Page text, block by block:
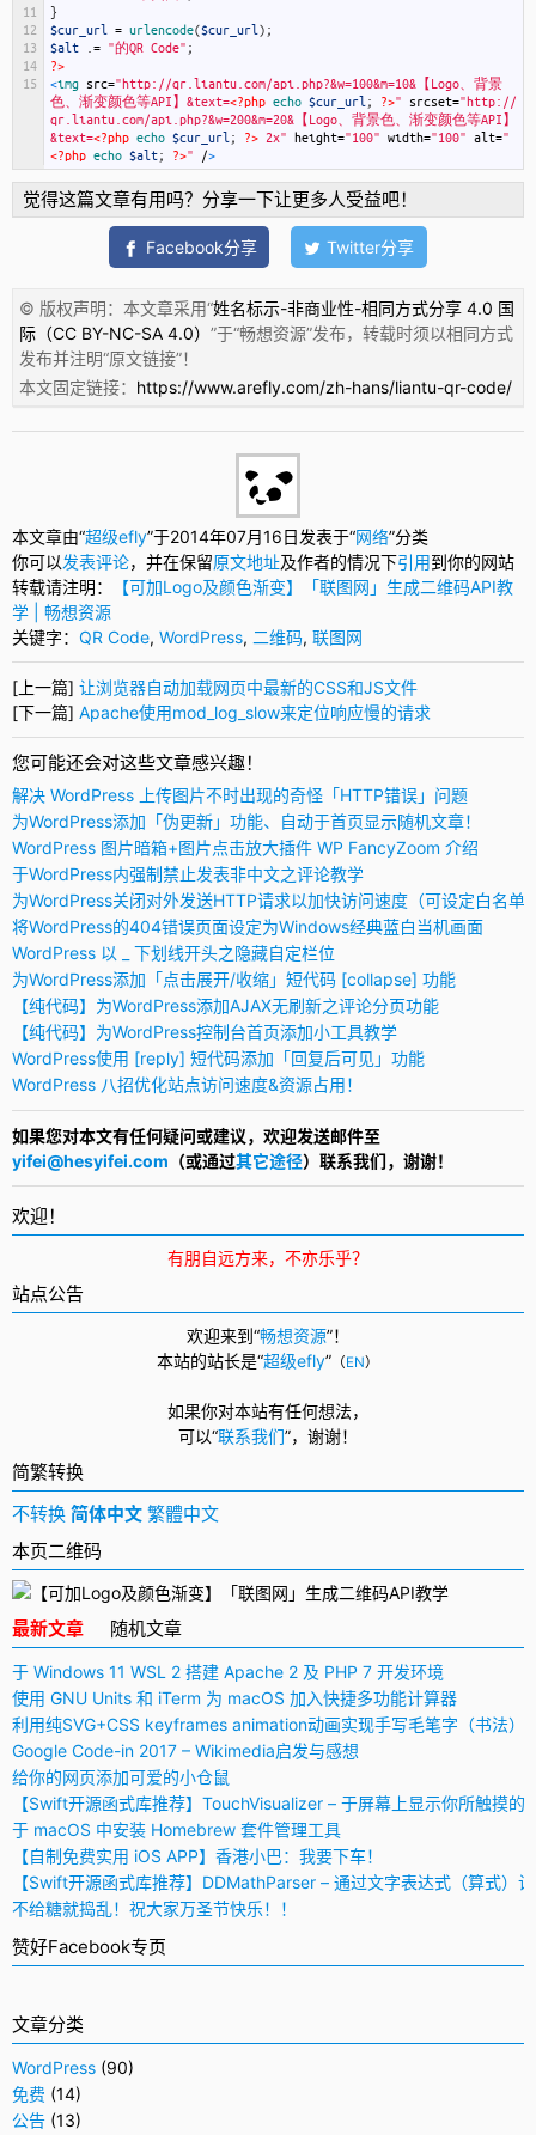
11
12
13
14
15
}
$cur_url
= urlencode($cur_url ) ;
$alt
= "的QR Code" ;
?>
<img src="http://qr.liantu.com/api.php?&w=100&m=10&【Logo、背景
色、渐变颜色等API】&text=<?php echo $cur_url ; ?>" srcset="http://
qr.liantu.com/api.php?&w=200&m=20&【Logo、背景色、渐变颜色等API】
&text=<?php echo $cur_url ; ?> 2x" height="100" width="100" alt="
<?php echo $alt; ?>" />
觉得这篇文章有用吗？分享一下让更多人受益吧！
Facebook分享 Twitter分享
© 版权声明：本文章采用“姓名标示-非商业性-相同方式分享 4.0 国
际（CC BY-NC-SA 4.0） ”于“畅想资源”发布，转载时须以相同方式
发布并注明“原文链接”！
本文固定链接： https://www.arefly.com/zh-hans/liantu-qr-code/
本文章由“超级efly”于2014年07月16日发表于“网络”分类
你可以发表评论，并在保留原文地址及作者的情况下引用到你的网站
转载请注明：
【可加Logo及颜色渐变】「联图网」生成二维码API教
学 | 畅想资源
关键字： QR Code, WordPress, 二维码, 联图网
[上一篇] 让浏览器自动加载网页中最新的CSS和JS文件
[下一篇] Apache使用mod_log_slow来定位响应慢的请求
您可能还会对这些文章感兴趣！
解决 WordPress 上传图片不时出现的奇怪「HTTP错误」问题
为WordPress添加「伪更新」功能、自动于首页显示随机文章！
WordPress 图片暗箱+图片点击放大插件 WP FancyZoom 介绍
于WordPress内强制禁止发表非中文之评论教学
为WordPress关闭对外发送HTTP请求以加快访问速度（可设定白名单
将WordPress的404错误页面设定为Windows经典蓝白当机画面
WordPress 以 _ 下划线开头之隐藏自定栏位
为WordPress添加「点击展开/收缩」短代码 [collapse] 功能
【纯代码】为WordPress添加AJAX无刷新之评论分页功能
【纯代码】为WordPress控制台首页添加小工具教学
WordPress使用 [reply] 短代码添加「回复后可见」功能
WordPress 八招优化站点访问速度&资源占用！
如果您对本文有任何疑问或建议，欢迎发送邮件至
yifei@hesyifei.com （或通过其它途径）联系我们，谢谢！
欢迎！
有朋自远方来，不亦乐乎？
站点公告
欢迎来到“畅想资源”！
本站的站长是“超级efly” （EN）
如果你对本站有任何想法，
可以“联系我们”， 谢谢！
简繁转换
不转换 简体中文 繁體中文
本页二维码
最新文章 随机文章
于 Windows 11 WSL 2 搭建 Apache 2 及 PHP 7 开发环境
使用 GNU Units 和 iTerm 为 macOS 加入快捷多功能计算器
利用纯SVG+CSS keyframes animation动画实现手写毛笔字（书法）
Google Code-in 2017 – Wikimedia启发与感想
给你的网页添加可爱的小仓鼠
【Swift开源函式库推荐】TouchVisualizer – 于屏幕上显示你所触摸的
于 macOS 中安装 Homebrew 套件管理工具
【自制免费实用 iOS APP】香港小巴：我要下车！
【Swift开源函式库推荐】DDMathParser – 通过文字表达式（算式）
不给糖就捣乱！祝大家万圣节快乐！！
赞好Facebook专页
文章分类
WordPress (90)
免费 (14)
公告 (13)